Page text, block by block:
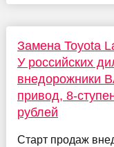
Замена Toyota
У российских
внедорожники
привод, 8-
рублей
Старт продаж